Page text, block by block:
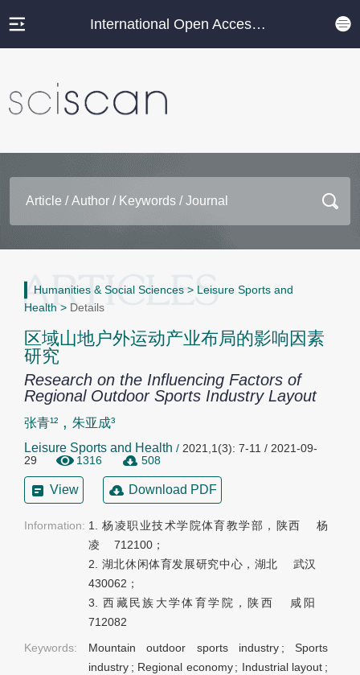
International Open Access Journal Platform
Humanities & Social Sciences > Leisure Sports and
Health > Details
区域山地户外运动产业布局的影响因素
研究
Research on the Influencing Factors of
Regional Outdoor Sports Industry Layout
张青¹² , 朱亚成³
Leisure Sports and Health / 2021,1(3): 7-11 / 2021-09-
29
1316 508
View Download PDF
Information: 1. 杨凌职业技术学院体育教学部，陕西  杨
凌  712100；
2. 湖北休闲体育发展研究中心，湖北  武汉
430062；
3. 西藏民族大学体育学院，陕西  咸阳
712082
Keywords:
Mountain outdoor sports industry ; Sports
industry ; Regional economy ; Industrial layout ;